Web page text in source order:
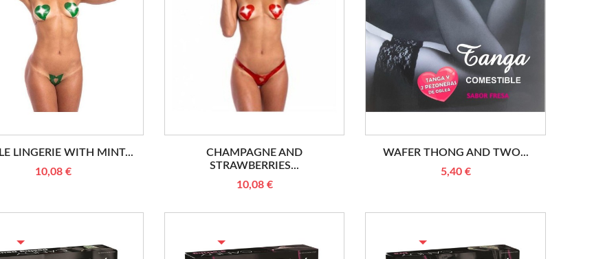
LINGERIE WITH MINT...
10,08 €
CHAMPAGNE AND
STRAWBERRIES...
10,08 €
WAFER THONG AND TWO...
5,40 €